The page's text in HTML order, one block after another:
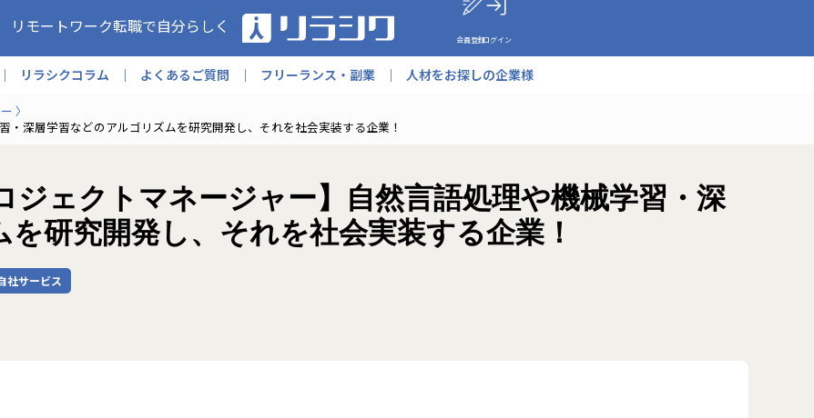
リモートワーク転職で自分らしく
会員登録ログイン
リラシクコラム よくあるご質問 フリーランス・副業 人材をお探しの企業様
・深層学習などのアルゴリズムを研究開発し、それを社会実装する企業！
ジェクトマネージャー】自然言語処理や機械学習・深
研究開発し、それを社会実装する企業！
社サービス